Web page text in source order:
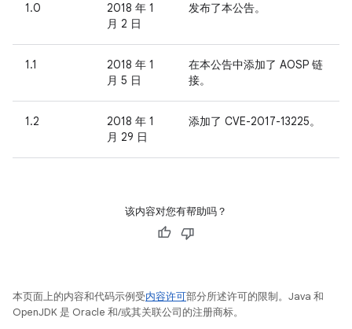
1.0
2018 年 1
月 2 日
发布了本公告。
1.1
2018 年 1
月 5 日
在本公告中添加了 AOSP 链
接。
1.2
2018 年 1
月 29 日
添加了 CVE-2017-13225。
该内容对您有帮助吗？
本页面上的内容和代码示例受内容许可部分所述许可的限制。Java 和
OpenJDK 是 Oracle 和/或其关联公司的注册商标。